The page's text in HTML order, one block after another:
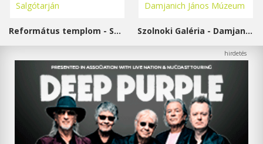
Református templom - Salgótarján Szolnoki Galéria - Damjanich János Múzeum